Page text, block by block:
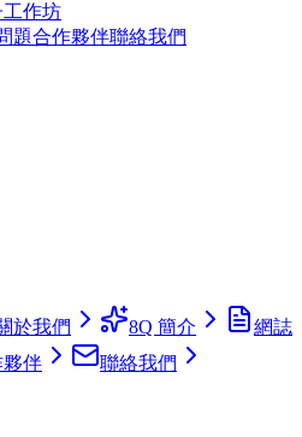
工作坊
題合作夥伴聯絡我們
於我們 8Q 簡介
網誌
伴
聯絡我們